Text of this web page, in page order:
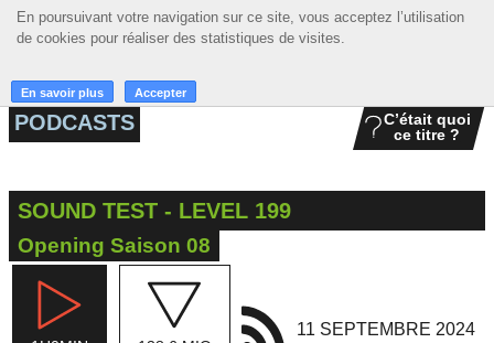
En poursuivant votre navigation sur ce site, vous acceptez l’utilisation
de cookies pour réaliser des statistiques de visites.
En savoir plus Accepter
En poursuivant votre navigation sur ce site, vous acceptez l’utilisation
de cookies pour réaliser des statistiques de visites.
En savoir plus Accepter
☰ MENU
ACCUEIL
ACTIONS
PODCASTS
C’était quoi
ce titre ?
SOUND TEST - LEVEL 199
Opening Saison 08
11 SEPTEMBRE 2024